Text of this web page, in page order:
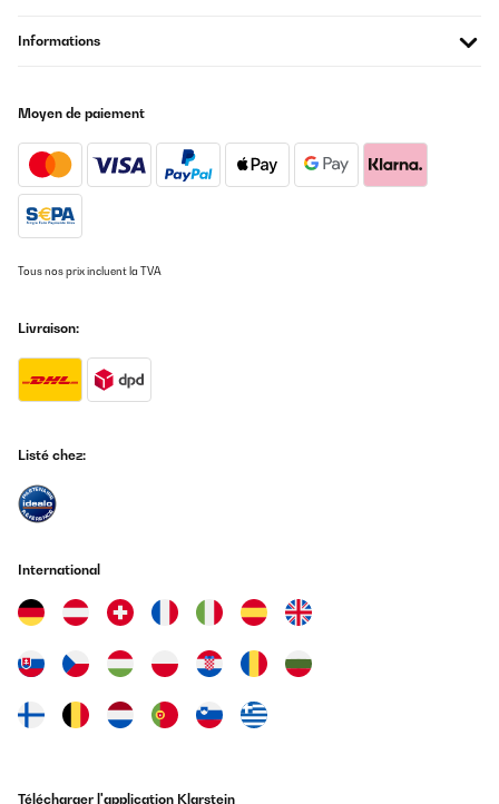
Informations
Moyen de paiement
Tous nos prix incluent la TVA
Livraison:
Listé chez:
International
Télécharger l'application Klarstein